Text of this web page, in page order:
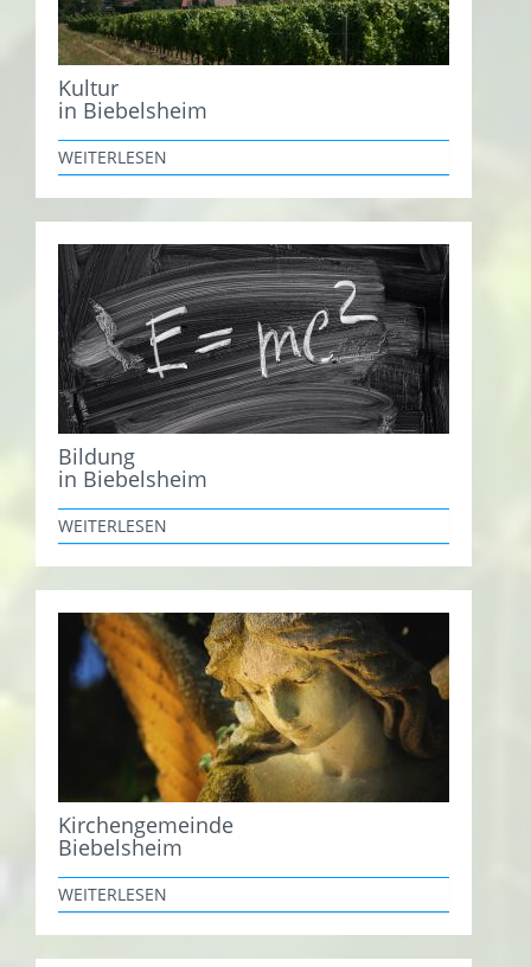
Kultur
in Biebelsheim
WEITERLESEN
Bildung
in Biebelsheim
WEITERLESEN
Kirchengemeinde
Biebelsheim
WEITERLESEN